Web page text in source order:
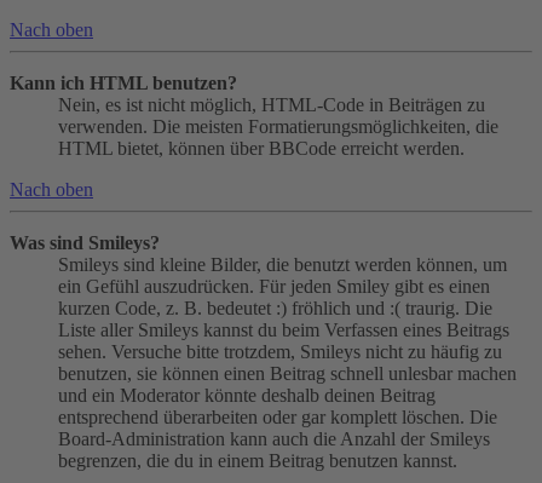
Nach oben
Kann ich HTML benutzen?
Nein, es ist nicht möglich, HTML-Code in Beiträgen zu
verwenden. Die meisten Formatierungsmöglichkeiten, die
HTML bietet, können über BBCode erreicht werden.
Nach oben
Was sind Smileys?
Smileys sind kleine Bilder, die benutzt werden können, um
ein Gefühl auszudrücken. Für jeden Smiley gibt es einen
kurzen Code, z. B. bedeutet :) fröhlich und :( traurig. Die
Liste aller Smileys kannst du beim Verfassen eines Beitrags
sehen. Versuche bitte trotzdem, Smileys nicht zu häufig zu
benutzen, sie können einen Beitrag schnell unlesbar machen
und ein Moderator könnte deshalb deinen Beitrag
entsprechend überarbeiten oder gar komplett löschen. Die
Board-Administration kann auch die Anzahl der Smileys
begrenzen, die du in einem Beitrag benutzen kannst.